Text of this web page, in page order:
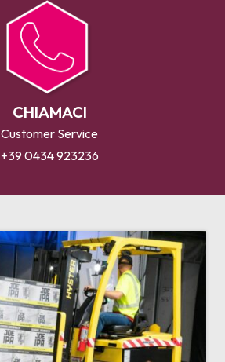
CHIAMACI
Customer Service
+39 0434 923236